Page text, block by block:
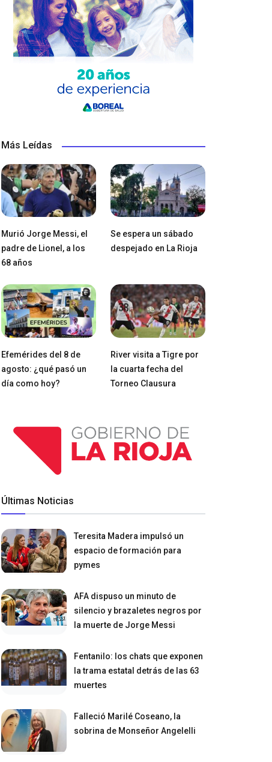
Más Leídas
Murió Jorge Messi, el
padre de Lionel, a los
68 años
Se espera un sábado
despejado en La Rioja
Efemérides del 8 de
agosto: ¿qué pasó un
día como hoy?
River visita a Tigre por
la cuarta fecha del
Torneo Clausura
Últimas Noticias
Teresita Madera impulsó un
espacio de formación para
pymes
AFA dispuso un minuto de
silencio y brazaletes negros por
la muerte de Jorge Messi
Fentanilo: los chats que exponen
la trama estatal detrás de las 63
muertes
Falleció Marilé Coseano, la
sobrina de Monseñor Angelelli